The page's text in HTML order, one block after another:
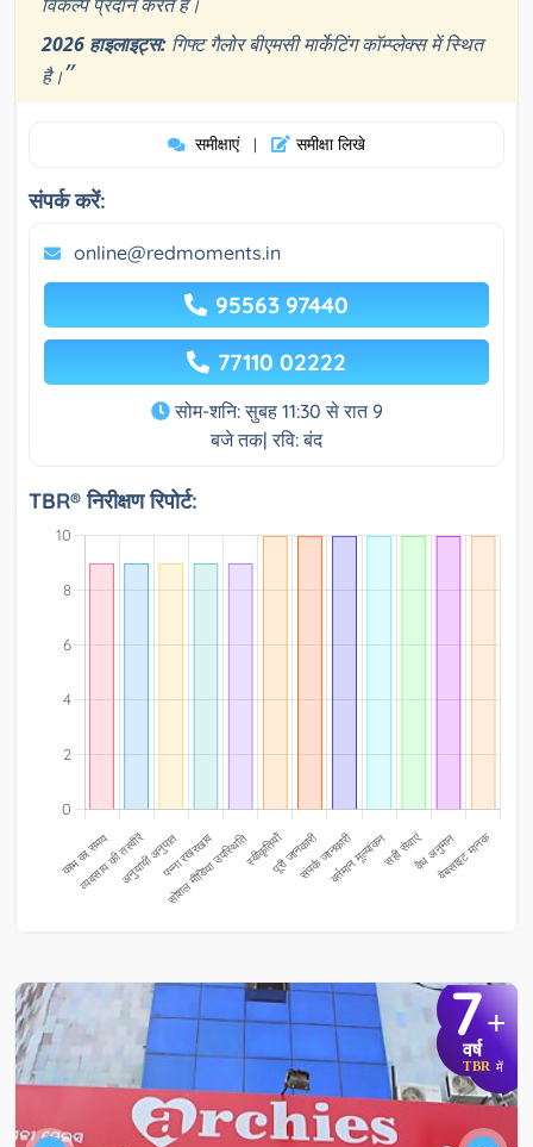
2026 हाइलाइट्स: गिफ्ट गैलोर बीएमसी मार्केटिंग कॉम्प्लेक्स में स्थित
है।”
समीक्षाएं | समीक्षा लिखे
संपर्क करें:
online@redmoments.in
95563 97440
77110 02222
सोम-शनि: सुबह 11:30 से रात 9
बजे तक| रवि: बंद
TBR® निरीक्षण रिपोर्ट:
7+
वर्ष
TBR में